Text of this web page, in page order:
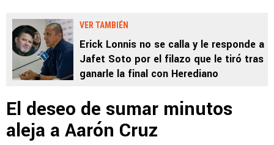
VER TAMBIÉN
Erick Lonnis no se calla y le responde a
Jafet Soto por el filazo que le tiró tras
ganarle la final con Herediano
El deseo de sumar minutos
aleja a Aarón Cruz